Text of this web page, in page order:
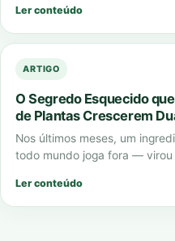
Ler conteúdo
ARTIGO
O Segredo Esquecido
de Plantas Crescerem
Nos últimos meses, um
todo mundo joga fora — virou
Ler conteúdo